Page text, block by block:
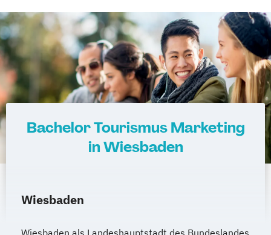
Bachelor Tourismus Marketing
in Wiesbaden
Wiesbaden
Wiesbaden als Landeshauptstadt des Bundeslandes